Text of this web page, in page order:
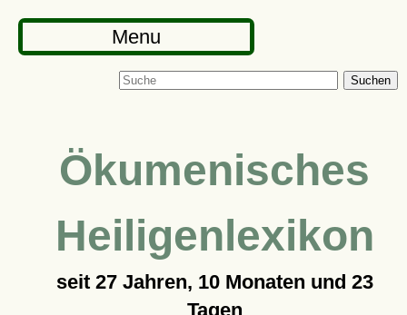
Menu
Suchen
Ökumenisches
Heiligenlexikon
seit 27 Jahren, 10 Monaten und 23
Tagen